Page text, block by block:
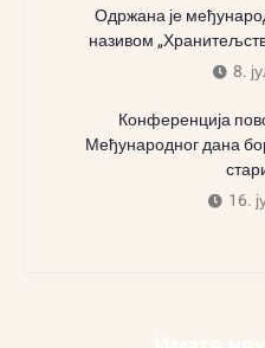
Одржана је
називом
8.
Конференција
Међународног дана
16.